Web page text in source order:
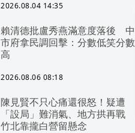
漢光42演習
2026.08.04 14:35
賴清德批盧秀燕滿意度落後 中
市府拿民調回擊：分數低笑分數
高
2026.08.06 08:18
陳見賢不只心痛還很怒！疑遭
「設局」難消氣、地方拱再戰
竹北靠攏白營留懸念